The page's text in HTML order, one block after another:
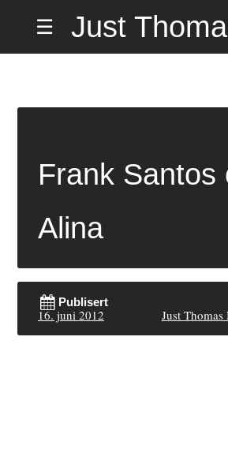
☰
Just
Frank Santos
Alina
Publisert
16. juni 2012 Just